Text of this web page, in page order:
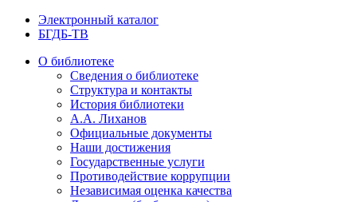
Электронный каталог
БГДБ-ТВ
О библиотеке
Сведения о библиотеке
Структура и контакты
История библиотеки
А.А. Лиханов
Официальные документы
Наши достижения
Государственные услуги
Противодействие коррупции
Независимая оценка качества